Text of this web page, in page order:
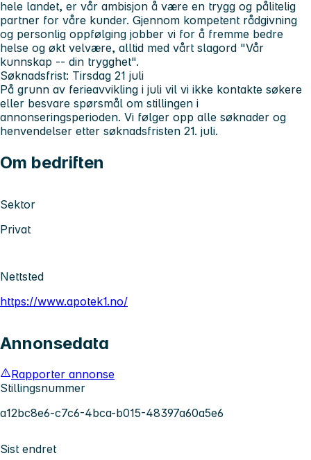
hele landet, er vår ambisjon å være en trygg og pålitelig
partner for våre kunder. Gjennom kompetent rådgivning
og personlig oppfølging jobber vi for å fremme bedre
helse og økt velvære, alltid med vårt slagord "Vår
kunnskap -- din trygghet".
Søknadsfrist: Tirsdag 21 juli
På grunn av ferieavvikling i juli vil vi ikke kontakte søkere
eller besvare spørsmål om stillingen i
annonseringsperioden. Vi følger opp alle søknader og
henvendelser etter søknadsfristen 21. juli.
Om bedriften
Sektor
Privat
Nettsted
https://www.apotek1.no/
Annonsedata
Rapporter annonse
Stillingsnummer
a12bc8e6-c7c6-4bca-b015-48397a60a5e6
Sist endret